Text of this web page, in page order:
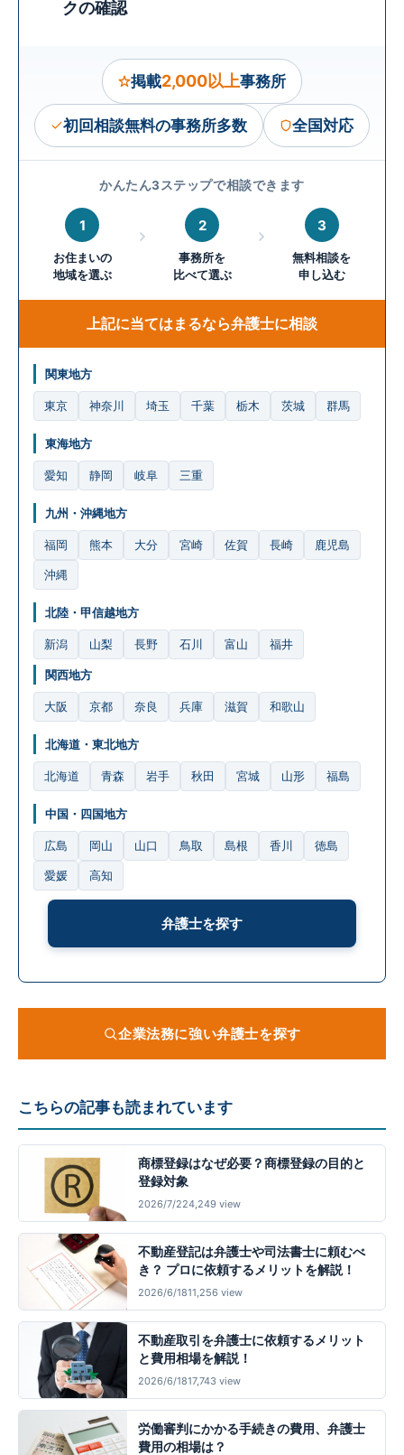
クの確認
掲載2,000以上事務所
初回相談無料の事務所多数 全国対応
かんたん3ステップで相談できます
1
お住まいの
地域を選ぶ
2
事務所を
比べて選ぶ
3
無料相談を
申し込む
上記に当てはまるなら弁護士に相談
関東地方
東京 神奈川 埼玉 千葉 栃木 茨城 群馬
東海地方
愛知 静岡 岐阜 三重
九州・沖縄地方
福岡 熊本 大分 宮崎 佐賀 長崎 鹿児島
沖縄
北陸・甲信越地方
新潟 山梨 長野 石川 富山 福井
関西地方
大阪 京都 奈良 兵庫 滋賀 和歌山
北海道・東北地方
北海道 青森 岩手 秋田 宮城 山形 福島
中国・四国地方
広島 岡山 山口 鳥取 島根 香川 徳島
愛媛 高知
弁護士を探す
企業法務に強い弁護士を探す
こちらの記事も読まれています
商標登録はなぜ必要？商標登録の目的と
登録対象
2026/7/224,249 view
不動産登記は弁護士や司法書士に頼むべ
き？ プロに依頼するメリットを解説！
2026/6/1811,256 view
不動産取引を弁護士に依頼するメリット
と費用相場を解説！
2026/6/1817,743 view
労働審判にかかる手続きの費用、弁護士
費用の相場は？